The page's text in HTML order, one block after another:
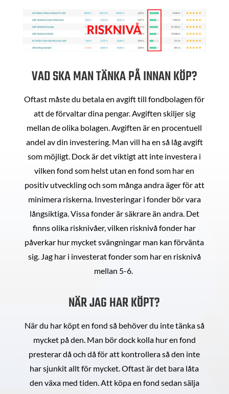
VAD SKA MAN TÄNKA PÅ INNAN KÖP?
Oftast måste du betala en avgift till fondbolagen för
att de förvaltar dina pengar. Avgiften skiljer sig
mellan de olika bolagen. Avgiften är en procentuell
andel av din investering. Man vill ha en så låg avgift
som möjligt. Dock är det viktigt att inte investera i
vilken fond som helst utan en fond som har en
positiv utveckling och som många andra äger för att
minimera riskerna. Investeringar i fonder bör vara
långsiktiga. Vissa fonder är säkrare än andra. Det
finns olika risknivåer, vilken risknivå fonder har
påverkar hur mycket svängningar man kan förvänta
sig. Jag har i investerat fonder som har en risknivå
mellan 5-6.
NÄR JAG HAR KÖPT?
När du har köpt en fond så behöver du inte tänka så
mycket på den. Man bör dock kolla hur en fond
presterar då och då för att kontrollera så den inte
har sjunkit allt för mycket. Oftast är det bara låta
den växa med tiden. Att köpa en fond sedan sälja